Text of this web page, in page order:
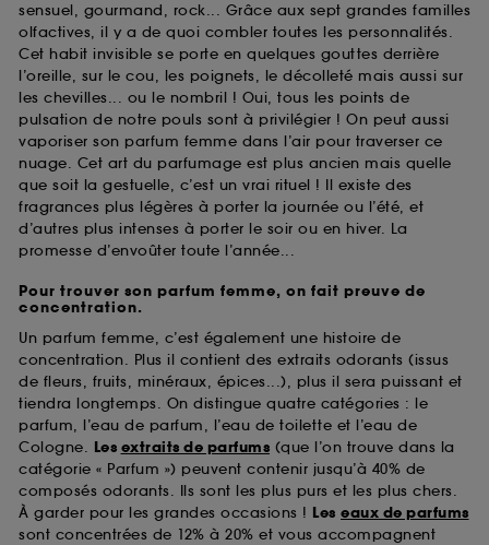
sensuel, gourmand, rock... Grâce aux sept grandes familles
olfactives, il y a de quoi combler toutes les personnalités.
Cet habit invisible se porte en quelques gouttes derrière
l’oreille, sur le cou, les poignets, le décolleté mais aussi sur
les chevilles... ou le nombril ! Oui, tous les points de
pulsation de notre pouls sont à privilégier ! On peut aussi
vaporiser son parfum femme dans l’air pour traverser ce
nuage. Cet art du parfumage est plus ancien mais quelle
que soit la gestuelle, c’est un vrai rituel ! Il existe des
fragrances plus légères à porter la journée ou l’été, et
d’autres plus intenses à porter le soir ou en hiver. La
promesse d’envoûter toute l’année...
Pour trouver son parfum femme, on fait preuve de
concentration.
Un parfum femme, c’est également une histoire de
concentration. Plus il contient des extraits odorants (issus
de fleurs, fruits, minéraux, épices...), plus il sera puissant et
tiendra longtemps. On distingue quatre catégories : le
parfum, l’eau de parfum, l’eau de toilette et l’eau de
Cologne. Les extraits de parfums (que l’on trouve dans la
catégorie « Parfum ») peuvent contenir jusqu’à 40% de
composés odorants. Ils sont les plus purs et les plus chers.
À garder pour les grandes occasions ! Les eaux de parfums
sont concentrées de 12% à 20% et vous accompagnent